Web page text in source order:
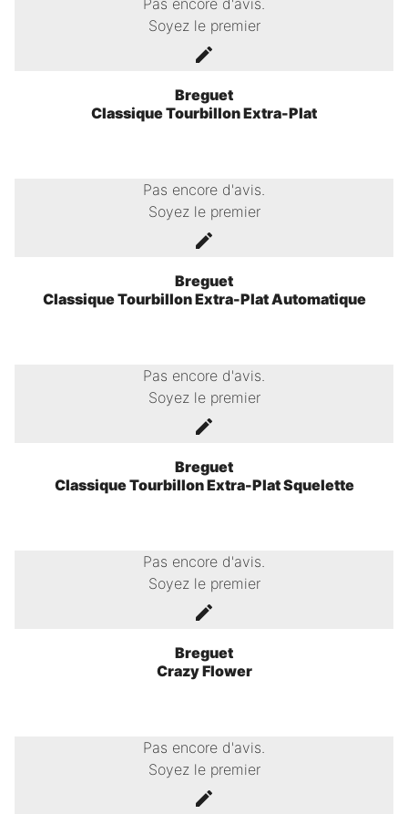
Soyez le premier
Breguet
Classique Tourbillon Extra-Plat
Pas encore d'avis.
Soyez le premier
Breguet
Classique Tourbillon Extra-Plat Automatique
Pas encore d'avis.
Soyez le premier
Breguet
Classique Tourbillon Extra-Plat Squelette
Pas encore d'avis.
Soyez le premier
Breguet
Crazy Flower
Pas encore d'avis.
Soyez le premier